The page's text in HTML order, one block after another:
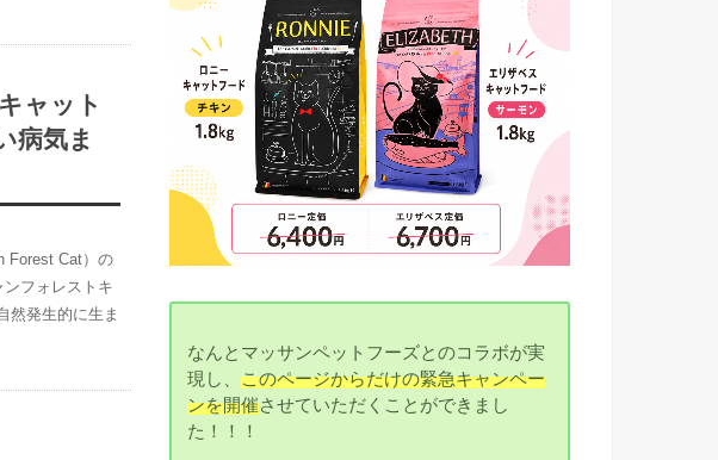
ャット
病気ま
Forest Cat）の
フォレストキ
然発生的に生ま
なんとマッサンペットフーズとのコラボが実
現し、このページからだけの緊急キャンペー
ンを開催させていただくことができまし
た！！！